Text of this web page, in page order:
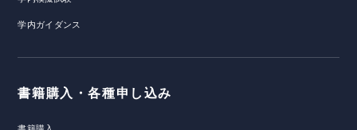
学内ガイダンス
書籍購入・各種申し込み